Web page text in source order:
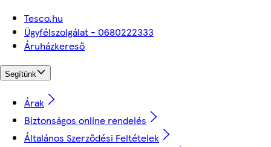
Tesco.hu
Ügyfélszolgálat - 0680222333
Áruházkereső
Segítünk
Árak
Biztonságos online rendelés
Általános Szerződési Feltételek